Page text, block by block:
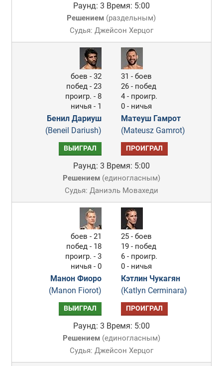
Раунд: 3 Время: 5:00
Решением (раздельным)
Судья: Джейсон Херцог
боев - 32
побед - 23
проигр. - 8
ничья - 1
Бенил Дариуш
(Beneil Dariush)
31 - боев
26 - побед
4 - проигр.
0 - ничья
Матеуш Гамрот
(Mateusz Gamrot)
ВЫИГРАЛ ПРОИГРАЛ
Раунд: 3 Время: 5:00
Решением(единогласным)
Судья: Даниэль Мовахеди
боев - 21
побед - 18
проигр. - 3
ничья - 0
Манон Фиоро
(Manon Fiorot)
25 - боев
19 - побед
6 - проигр.
0 - ничья
Кэтлин Чукагян
(Katlyn Cerminara)
ВЫИГРАЛ ПРОИГРАЛ
Раунд: 3 Время: 5:00
Решением(единогласным)
Судья: Джейсон Херцог